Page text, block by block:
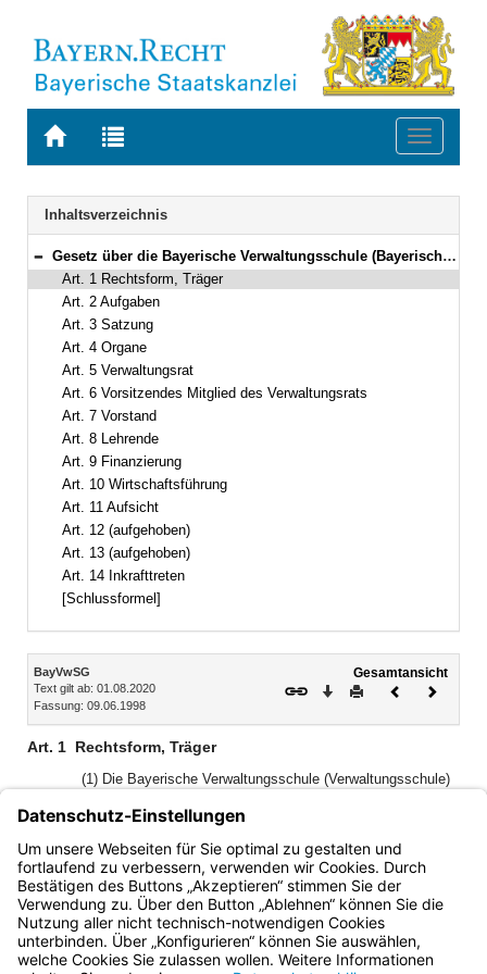
Zur
BAYERN.RECHT
Zur
letzten
Suche
Toggle
Navigation
Inhaltsverzeichnis
Bereich reduzieren
Gesetz über die Bayerische Verwaltungsschule (Bayerisches Verwaltungsschulgesetz – BayVwSG) Vom 9. Juni 1998 (GVBl. S. 290) BayRS 2038-1-1-I (Art. 1–14)
Art. 1 Rechtsform, Träger
Art. 2 Aufgaben
Art. 3 Satzung
Art. 4 Organe
Art. 5 Verwaltungsrat
Art. 6 Vorsitzendes Mitglied des Verwaltungsrats
Art. 7 Vorstand
Art. 8 Lehrende
Art. 9 Finanzierung
Art. 10 Wirtschaftsführung
Art. 11 Aufsicht
Art. 12 (aufgehoben)
Art. 13 (aufgehoben)
Art. 14 Inkrafttreten
[Schlussformel]
Inhalt
BayVwSG
Text gilt ab: 01.08.2020
Fassung: 09.06.1998
Gesamtansicht
Download
DruckenVorheriges
Art. 1 Rechtsform, Träger
(1) Die Bayerische Verwaltungsschule (Verwaltungsschule)
Rechts mit dem Recht der Selbstverwaltung.
(2) Träger der Verwaltungsschule sind der Freistaat Bayern,
die Gemeinden, die Landkreise und die Bezirke.
Bayern.de
BayernPortal